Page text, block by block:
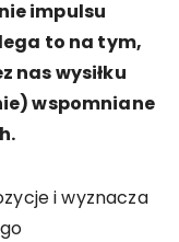
impulsu
to na tym,
nas wysiłku
wspomniane
i wyznacza